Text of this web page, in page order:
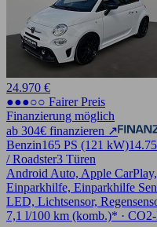
24.970 €
●●●○○ Fairer Preis
Finanzierung möglich
ab 304€ finanzieren ↗
Benzin165 PS (121 kW)
/ Roadster3 Türen
Android Auto, Apple
Einparkhilfe, Einparkhilfe
LED, Lichtsensor,
7,1 l/100 km (komb.)* ·